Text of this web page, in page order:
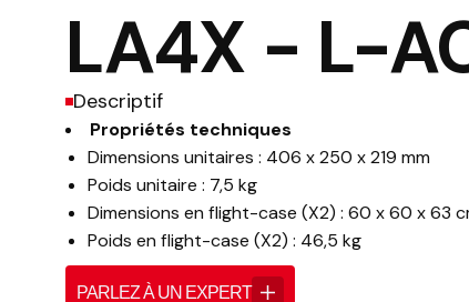
LA4X - L-
Descriptif
Propriétés techniques
Dimensions unitaires : 406 x 250 x 219 mm
Poids unitaire : 7,5 kg
Dimensions en flight-case (X2) : 60 x 60 x 63
Poids en flight-case (X2) : 46,5 kg
PARLEZ À UN EXPERT